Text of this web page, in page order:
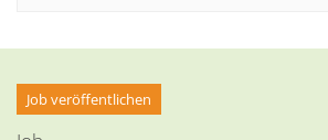
Job veröffentlichen